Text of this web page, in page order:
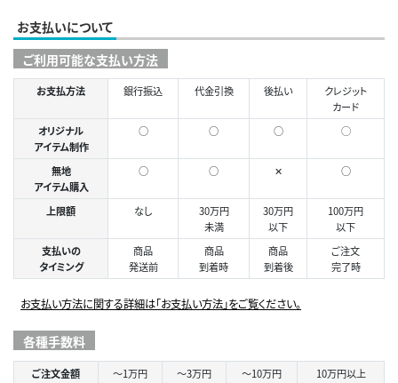
お支払いについて
ご利用可能な支払い方法
お支払方法 銀行振込 代金引換 後払い
クレジット
カード
オリジナル
アイテム制作
○ ○ ○ ◯
無地
アイテム購入
○ ○ ✕ ○
上限額 なし
30万円
未満
30万円
以下
100万円
以下
支払いの
タイミング
商品
発送前
商品
到着時
商品
到着後
ご注文
完了時
お支払い方法に関する詳細は「お支払い方法」をご覧ください。
各種手数料
ご注文金額 ～1万円 ～3万円 ～10万円
10万円以上